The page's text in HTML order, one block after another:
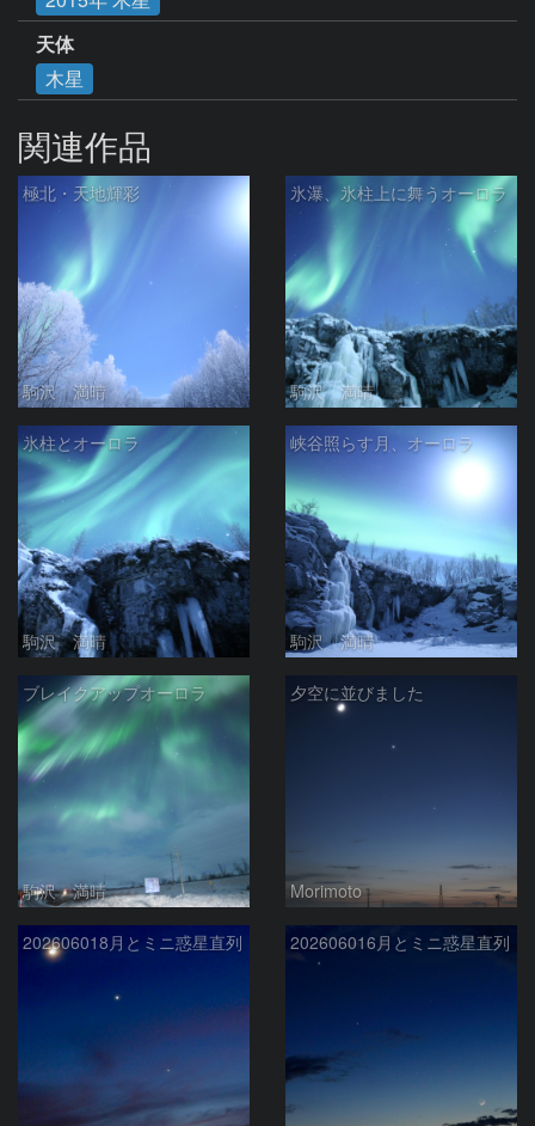
天体
木星
関連作品
極北・天地輝彩
駒沢 満晴
氷瀑、氷柱上に舞うオーロラ
駒沢 満晴
氷柱とオーロラ
駒沢 満晴
峡谷照らす月、オーロラ
駒沢 満晴
ブレイクアップオーロラ
駒沢 満晴
夕空に並びました
Morimoto
202606018月とミニ惑星直列 202606016月とミニ惑星直列